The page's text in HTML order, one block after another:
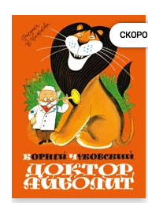
СКОРО